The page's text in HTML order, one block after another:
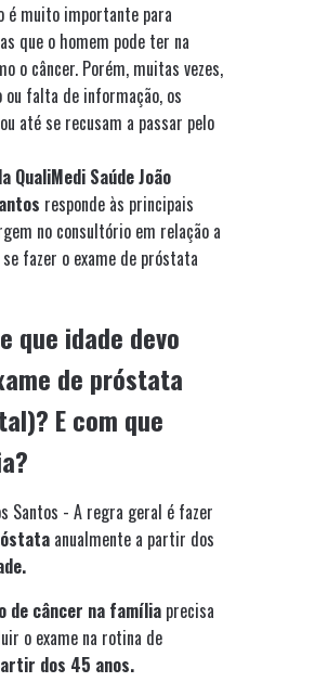
é muito importante para
que o homem pode ter na
o câncer. Porém, muitas vezes,
ou falta de informação, os
até se recusam a passar pelo
QualiMedi Saúde João
responde às principais
no consultório em relação a
fazer o exame de próstata
que idade devo
de próstata
E com que
Santos - A regra geral é fazer
anualmente a partir dos
de câncer na família precisa
o exame na rotina de
dos 45 anos.